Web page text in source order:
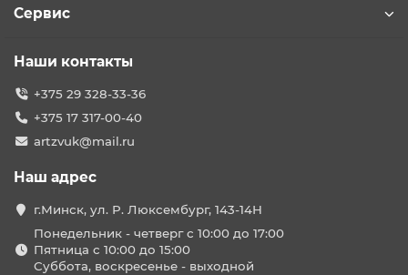
Сервис
Наши контакты
+375 29 328-33-36
+375 17 317-00-40
artzvuk@mail.ru
Наш адрес
г.Минск, ул. Р. Люксембург, 143-14Н
Понедельник - четверг с 10:00 до 17:00
Пятница с 10:00 до 15:00
Суббота, воскресенье - выходной